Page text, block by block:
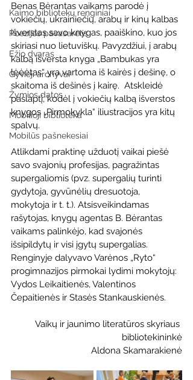
Kaimo bibliotekų renginiai
Poezijos pavasarėlis
Ežio dvaras
Gyvieji archyvai
Žymios datos
Mobilioji biblioteka
Mobilūs pašnekesiai
Benas Bėrantas vaikams parodė į
vokiečių, ukrainiečių, arabų ir kinų kalbas
išverstas savo knygas, paaiškino, kuo jos
skiriasi nuo lietuviškų. Pavyzdžiui, į arabų
kalbą išversta knyga „Bambukas yra
lėėėtas“ yra vartoma iš kairės į dešinę, o
skaitoma iš dešinės į kairę.  Atskleidė
paslaptį, kodėl į vokiečių kalbą išverstos
knygos „Pirmokykla“ iliustracijos yra kitų
spalvų.
Atlikdami praktinę užduotį vaikai piešė
savo svajonių profesijas, pagražintas
supergaliomis (pvz. supergalių turinti
gydytoja, gyvūnėlių dresuotoja,
mokytoja ir t. t.). Atsisveikindamas
rašytojas, knygų agentas B. Bėrantas
vaikams palinkėjo, kad svajonės
išsipildytų ir visi įgytų supergalias.
Renginyje dalyvavo Varėnos „Ryto“
progimnazijos pirmokai lydimi mokytojų:
Vydos Leikaitienės, Valentinos
Čepaitienės ir Stasės Stankauskienės.
Vaikų ir jaunimo literatūros skyriaus
bibliotekininkė
Aldona Skamarakienė